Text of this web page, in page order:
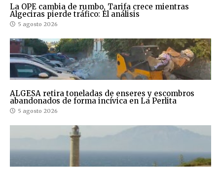
La OPE cambia de rumbo, Tarifa crece mientras
Algeciras pierde tráfico: El análisis
5 agosto 2026
ALGESA retira toneladas de enseres y escombros
abandonados de forma incívica en La Perlita
5 agosto 2026